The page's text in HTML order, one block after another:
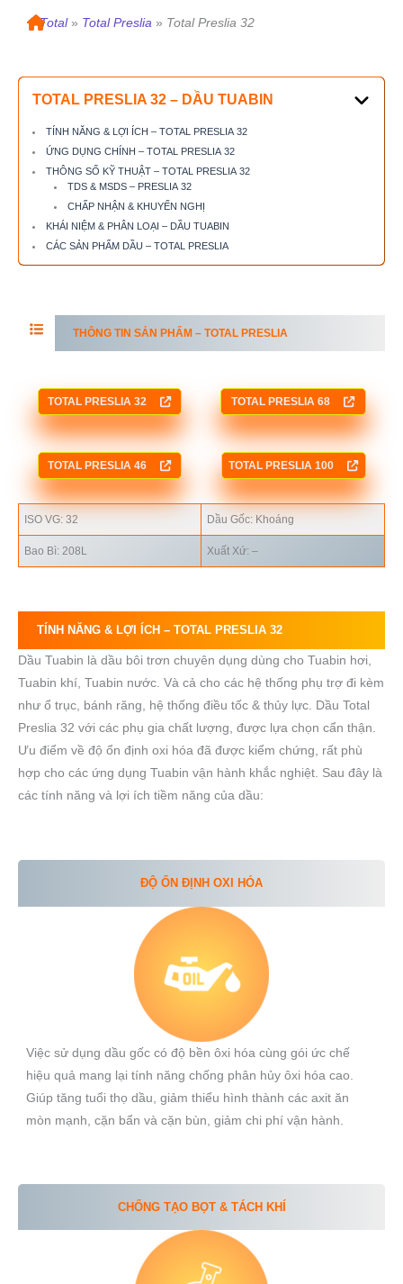
» Total » Total Preslia » Total Preslia 32
TOTAL PRESLIA 32 – DẦU TUABIN
TÍNH NĂNG & LỢI ÍCH – TOTAL PRESLIA 32
ỨNG DỤNG CHÍNH – TOTAL PRESLIA 32
THÔNG SỐ KỸ THUẬT – TOTAL PRESLIA 32
TDS & MSDS – PRESLIA 32
CHẤP NHẬN & KHUYẾN NGHỊ
KHÁI NIỆM & PHÂN LOẠI – DẦU TUABIN
CÁC SẢN PHẨM DẦU – TOTAL PRESLIA
THÔNG TIN SẢN PHẨM – TOTAL PRESLIA
TOTAL PRESLIA 32 TOTAL PRESLIA 68
TOTAL PRESLIA 46 TOTAL PRESLIA 100
ISO VG: 32 Dầu Gốc: Khoáng
Bao Bì: 208L Xuất Xứ: –
TÍNH NĂNG & LỢI ÍCH – TOTAL PRESLIA 32
Dầu Tuabin là dầu bôi trơn chuyên dụng dùng cho Tuabin hơi,
Tuabin khí, Tuabin nước. Và cả cho các hệ thống phụ trợ đi kèm
như ổ trục, bánh răng, hệ thống điều tốc & thủy lực. Dầu Total
Preslia 32 với các phụ gia chất lượng, được lựa chọn cẩn thận.
Ưu điểm về độ ổn định oxi hóa đã được kiểm chứng, rất phù
hợp cho các ứng dụng Tuabin vận hành khắc nghiệt. Sau đây là
các tính năng và lợi ích tiềm năng của dầu:
ĐỘ ỔN ĐỊNH OXI HÓA
Việc sử dụng dầu gốc có độ bền ôxi hóa cùng gói ức chế
hiệu quả mang lại tính năng chống phân hủy ôxi hóa cao.
Giúp tăng tuổi thọ dầu, giảm thiểu hình thành các axit ăn
mòn mạnh, cặn bẩn và cặn bùn, giảm chi phí vận hành.
CHỐNG TẠO BỌT & TÁCH KHÍ